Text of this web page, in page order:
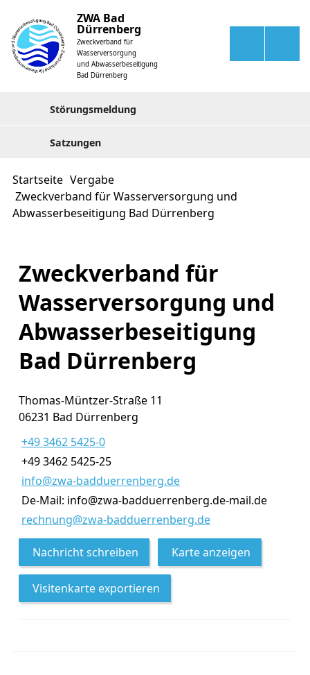
ZWA Bad
Dürrenberg
Zweckverband für
Wasserversorgung
und Abwasserbeseitigung
Bad Dürrenberg
Störungsmeldung
Satzungen
Startseite Vergabe
Zweckverband für Wasserversorgung und
Abwasserbeseitigung Bad Dürrenberg
Zweckverband für
Wasserversorgung und
Abwasserbeseitigung
Bad Dürrenberg
Thomas-Müntzer-Straße 11
06231 Bad Dürrenberg
+49 3462 5425-0
+49 3462 5425-25
info@zwa-badduerrenberg.de
De-Mail: info@zwa-badduerrenberg.de-mail.de
rechnung@zwa-badduerrenberg.de
Nachricht schreiben Karte anzeigen
Visitenkarte exportieren